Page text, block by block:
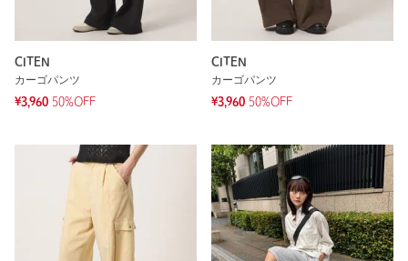
CITEN
カーゴパンツ
¥3,960 50%OFF
CITEN
カーゴパンツ
¥3,960 50%OFF